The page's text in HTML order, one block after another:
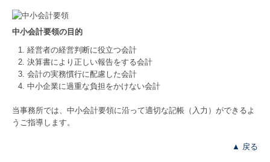
業務案内
税務・会計
経営計画支援
相続サポート
中小会計要領の目的
経営者の経営判断に役立つ会計
決算書により正しい報告をする会計
会計の実務慣行に配慮した会計
中小企業に過重な負担をかけない会計
当事務所では、中小会計要領に沿って適切な記帳（入力）ができるよ
うご指導します。
▲ 戻る